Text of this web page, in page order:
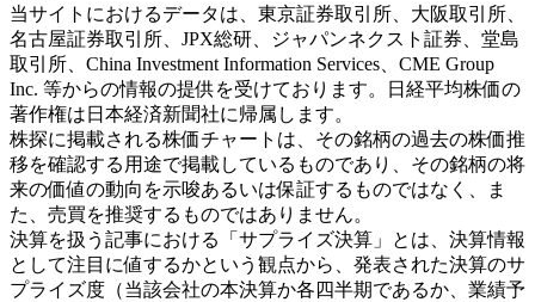
当サイトにおけるデータは、東京証券取引所、大阪取引所、
名古屋証券取引所、JPX総研、ジャパンネクスト証券、堂島
取引所、China Investment Information Services、CME Group
Inc. 等からの情報の提供を受けております。日経平均株価の
著作権は日本経済新聞社に帰属します。
株探に掲載される株価チャートは、その銘柄の過去の株価推
移を確認する用途で掲載しているものであり、その銘柄の将
来の価値の動向を示唆あるいは保証するものではなく、ま
た、売買を推奨するものではありません。
決算を扱う記事における「サプライズ決算」とは、決算情報
として注目に値するかという観点から、発表された決算のサ
プライズ度（当該会社の本決算か各四半期であるか、業績予